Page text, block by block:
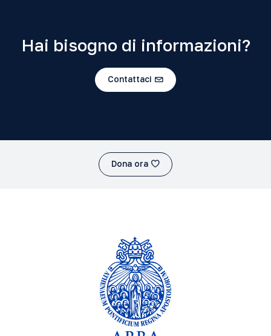
Hai bisogno di informazioni?
Contattaci
Dona ora